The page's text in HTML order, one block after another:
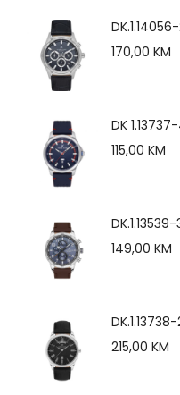
170,00 KM
DK
115,00 KM
DK.1.13539-
149,00 KM
215,00 KM